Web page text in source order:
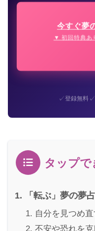
今すぐ夢
▼ 初回特典あ
✓登録無料✓
タップで
「転ぶ」夢の夢
自分を見つめ
不安や恐れを